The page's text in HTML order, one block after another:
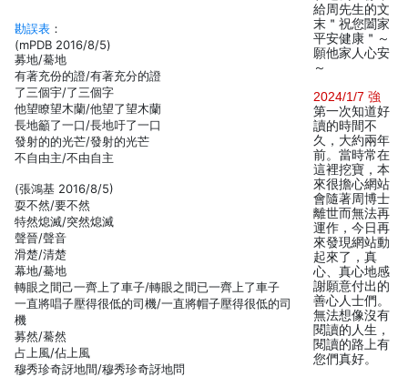
勘誤表 ：
(mPDB 2016/8/5)
募地/驀地
有著充份的證/有著充分的證
了三個宇/了三個字
他望瞭望木蘭/他望了望木蘭
長地籲了一口/長地吁了一口
發射的的光芒/發射的光芒
不自由主/不由自主
(張鴻基 2016/8/5)
耍不然/要不然
特然熄滅/突然熄滅
聲晉/聲音
滑楚/清楚
幕地/驀地
轉眼之間己一齊上了車子/轉眼之間已一齊上了車子
一直將唱子壓得很低的司機/一直將帽子壓得很低的司
機
募然/驀然
占上風/佔上風
穆秀珍奇訝地間/穆秀珍奇訝地問
給周先生的文
末＂祝您闔家
平安健康＂～
願他家人心安
～
2024/1/7 強
第一次知道好
讀的時間不
久，大約兩年
前。當時常在
這裡挖寶，本
來很擔心網站
會隨著周博士
離世而無法再
運作，今日再
來發現網站動
起來了，真
心、真心地感
謝願意付出的
善心人士們。
無法想像沒有
閱讀的人生，
閱讀的路上有
您們真好。